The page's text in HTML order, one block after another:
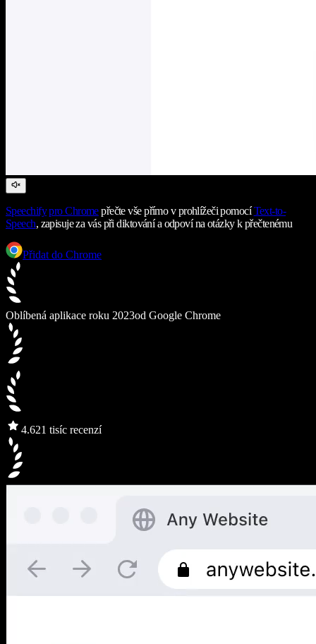
Speechify pro Chromepřečte vše přímo v prohlížeči pomocíText-to-
Speech, zapisuje za vás při diktování a odpoví na otázky k přečtenému
Přidat do Chrome
Oblíbená aplikace roku 2023od Google Chrome
4.621 tisíc recenzí